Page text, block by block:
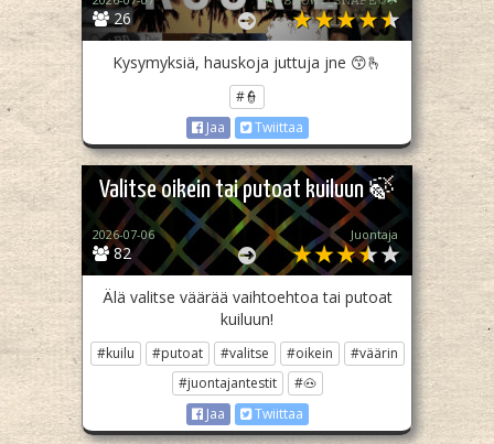
26
Kysymyksiä, hauskoja juttuja jne 😙🫰
#👮
Jaa
Twiittaa
Valitse oikein tai putoat kuiluun 🍃
82
2026-07-06 Juontaja
Älä valitse väärää vaihtoehtoa tai putoat
kuiluun!
#kuilu #putoat #valitse #oikein
#väärin
#juontajantestit
#🐽
Jaa
Twiittaa